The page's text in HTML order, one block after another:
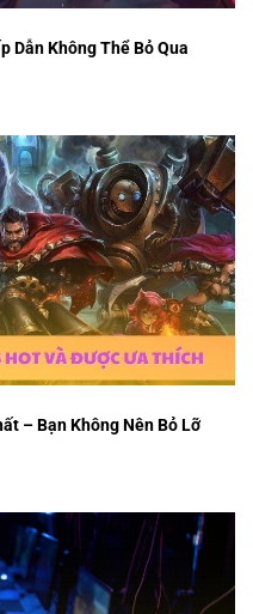
Dẫn Không Thể Bỏ Qua
– Bạn Không Nên Bỏ Lỡ